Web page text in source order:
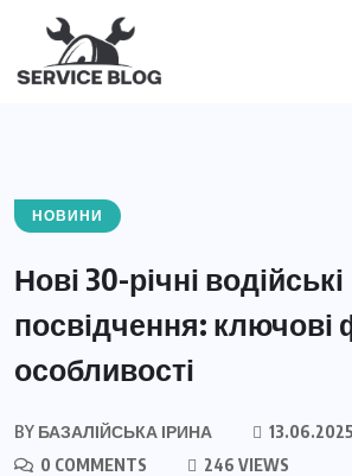
НОВИНИ
Нові 30-річні водійські
посвідчення: ключові
особливості
BY БАЗАЛІЙСЬКА ІРИНА
13.06.2025
0 COMMENTS
246 VIEWS